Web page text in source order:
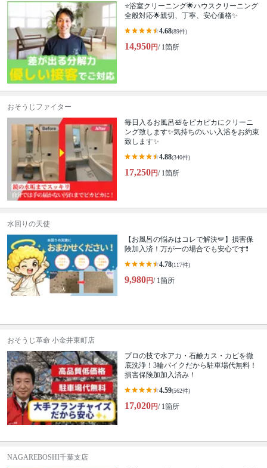
⭐️浴室クリーニング🌟ハウスクリーニング
全般対応🌟親切、丁寧、安心価格✨
4.68(89件)
14,950円/ 1箇所
おそうじファイター
毎日入るお風呂🛀をピカピカにクリーニ
ング致します✨気持ちのいい入浴をお約束
致します✨
4.88(340件)
17,250円/ 1箇所
水回りの天使
【お風呂の悩みはコレで解決🪽】損害保
険加入済！万が一の場合でも安心です❗️
4.78(117件)
9,980円/ 1箇所
おそうじ革命 小金井東町店
プロの技で水アカ・石鹸カス・カビを徹
底洗浄！3輪バイクだから駐車場代無料！
損害保険加加入済み！
4.59(562件)
17,020円/ 1箇所
NAGAREBOSHI千葉支店